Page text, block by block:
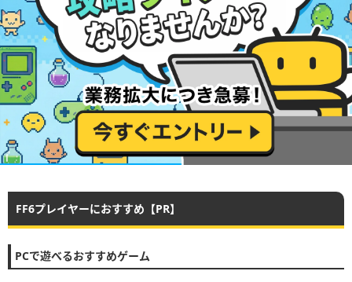
FF6プレイヤーにおすすめ【PR】
PCで遊べるおすすめゲーム